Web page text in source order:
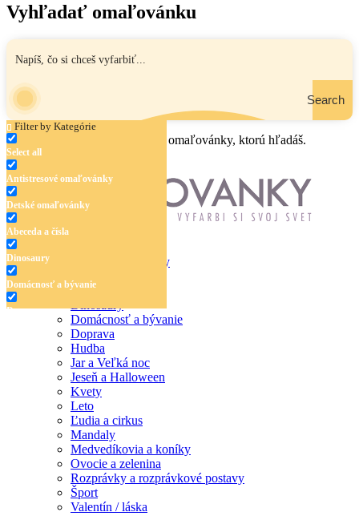
Vyhľadať omaľovánku
Search
Filter by Kategórie
Select all
Antistresové omaľovánky
Detské omaľovánky
Abeceda a čísla
Dinosaury
Domácnosť a bývanie
Doprava
Jar a Veľká noc
Jeseň a Halloween
Ľudia a cirkus
Zadaj názov, oblasť alebo tému omaľovánky, ktorú hľadáš.
Antistresové omaľovánky
Abeceda a čísla
Domácnosť a bývanie
Doprava
Hudba
Jar a Veľká noc
Jeseň a Halloween
Kvety
Leto
Ľudia a cirkus
Mandaly
Medvedíkovia a koníky
Ovocie a zelenina
Rozprávky a rozprávkové postavy
Šport
Valentín / láska